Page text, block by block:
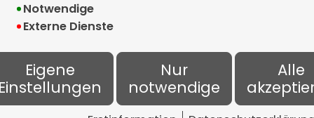
Notwendige
Externe Dienste
Eigene
Nur
notwendige
Alle